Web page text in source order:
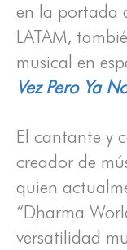
en la portada
LATAM,
musical en
Vez Pero Ya
El cantante y
creador de
quien
“Dharma
versatilidad